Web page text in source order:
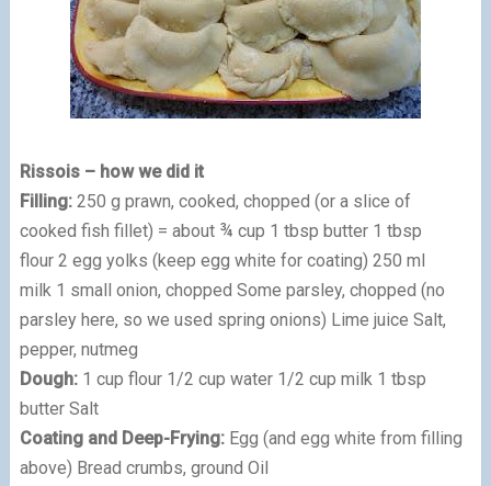
Rissois – how we did it
Filling: 250 g prawn, cooked, chopped (or a slice of
cooked fish fillet) = about ¾ cup 1 tbsp butter 1 tbsp
flour 2 egg yolks (keep egg white for coating) 250 ml
milk 1 small onion, chopped Some parsley, chopped (no
parsley here, so we used spring onions) Lime juice Salt,
pepper, nutmeg
Dough: 1 cup flour 1/2 cup water 1/2 cup milk 1 tbsp
butter Salt
Coating and Deep-Frying:Egg (and egg white from filling
above) Bread crumbs, ground Oil